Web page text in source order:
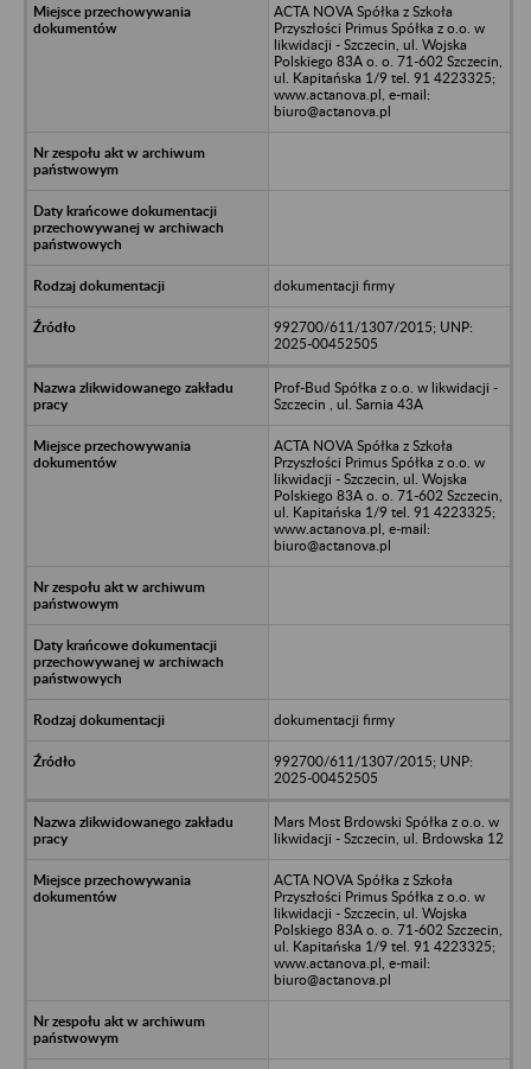
ACTA NOVA Spółka z Szkoła
Przyszłości Primus Spółka z o.o. w
likwidacji - Szczecin, ul. Wojska
Polskiego 83A o. o. 71-602 Szczecin,
ul. Kapitańska 1/9 tel. 91 4223325;
www.actanova.pl, e-mail:
biuro@actanova.pl
dokumentacji firmy
992700/611/1307/2015; UNP:
2025-00452505
Prof-Bud Spółka z o.o. w likwidacji -
Szczecin , ul. Sarnia 43A
ACTA NOVA Spółka z Szkoła
Przyszłości Primus Spółka z o.o. w
likwidacji - Szczecin, ul. Wojska
Polskiego 83A o. o. 71-602 Szczecin,
ul. Kapitańska 1/9 tel. 91 4223325;
www.actanova.pl, e-mail:
biuro@actanova.pl
dokumentacji firmy
992700/611/1307/2015; UNP:
2025-00452505
Mars Most Brdowski Spółka z o.o. w
likwidacji - Szczecin, ul. Brdowska 12
ACTA NOVA Spółka z Szkoła
Przyszłości Primus Spółka z o.o. w
likwidacji - Szczecin, ul. Wojska
Polskiego 83A o. o. 71-602 Szczecin,
ul. Kapitańska 1/9 tel. 91 4223325;
www.actanova.pl, e-mail:
biuro@actanova.pl